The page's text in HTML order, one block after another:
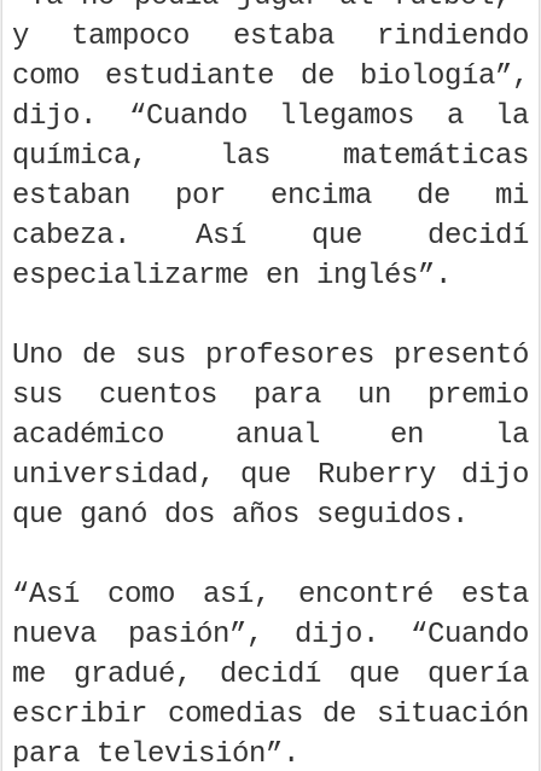
y tampoco estaba rindiendo
como estudiante de biología”,
dijo. “Cuando llegamos a la
química, las matemáticas
estaban por encima de mi
cabeza. Así que decidí
especializarme en inglés”.
Uno de sus profesores presentó
sus cuentos para un premio
académico anual en la
universidad, que Ruberry dijo
que ganó dos años seguidos.
“Así como así, encontré esta
nueva pasión”, dijo. “Cuando
me gradué, decidí que quería
escribir comedias de situación
para televisión”.